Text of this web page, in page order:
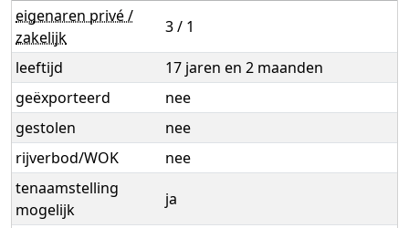
eigenaren privé /
zakelijk
3 / 1
leeftijd
17 jaren en 2 maanden
geëxporteerd
nee
gestolen
nee
rijverbod/WOK
nee
tenaamstelling
mogelijk
ja